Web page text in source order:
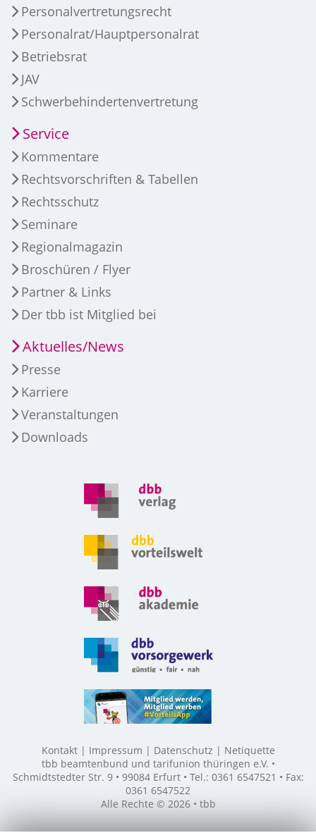
Personalvertretungsrecht
Personalrat/Hauptpersonalrat
Betriebsrat
JAV
Schwerbehindertenvertretung
Service
Kommentare
Rechtsvorschriften & Tabellen
Rechtsschutz
Seminare
Regionalmagazin
Broschüren / Flyer
Partner & Links
Der tbb ist Mitglied bei
Aktuelles/News
Presse
Karriere
Veranstaltungen
Downloads
Kontakt Impressum Datenschutz
Netiquette
tbb beamtenbund und tarifunion thüringen e.V. •
Schmidtstedter Str. 9 • 99084 Erfurt • Tel.: 0361 6547521 • Fax:
0361 6547522
Alle Rechte © 2026 • tbb